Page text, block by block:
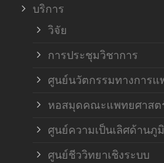
บริการ
วิจัย
การประชุมวิชาการ
ศูนย์นวัตกรรมทางการแ
หอสมุดคณะแพทยศาสต
ศูนย์ความเป็นเลิศด้านภู
ศูนย์ชีววิทยาเชิงระบบ